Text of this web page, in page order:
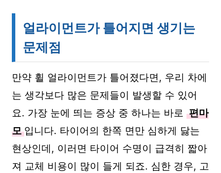
얼라이먼트가 틀어지면 생기는
문제점
만약 휠 얼라이먼트가 틀어졌다면, 우리 차에
는 생각보다 많은 문제들이 발생할 수 있어
요. 가장 눈에 띄는 증상 중 하나는 바로 편마
모 입니다. 타이어의 한쪽 면만 심하게 닳는
현상인데, 이러면 타이어 수명이 급격히 짧아
져 교체 비용이 많이 들게 되죠. 심한 경우, 고